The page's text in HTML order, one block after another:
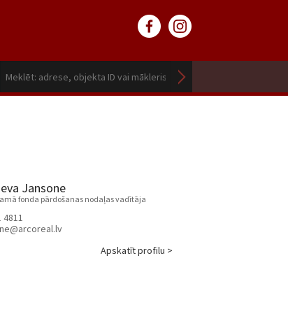
Jansone
fonda pārdošanas nodaļas vadītāja
4811
Apskatīt profilu >